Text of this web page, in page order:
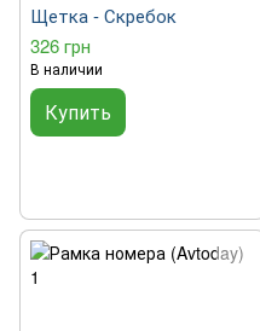
Щетка - Скребок
326 грн
В наличии
Купить